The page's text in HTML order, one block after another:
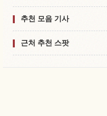
추천 모음 기사
근처 추천 스팟